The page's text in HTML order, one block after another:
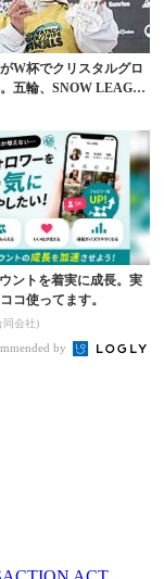
W杯でクリスタルグロ
五輪、SNOW LEAGU
ントを着実に成長。実
コ使ってます。
同会社)
by